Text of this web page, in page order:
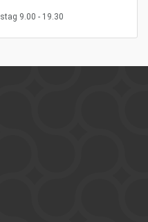
9.00 - 19.30